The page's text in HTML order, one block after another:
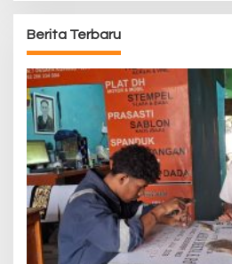
Berita Terbaru